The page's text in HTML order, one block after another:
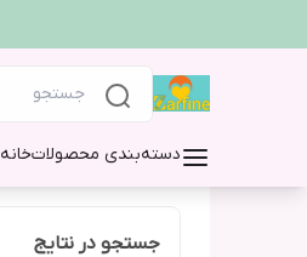
دسته‌بندی محصولاتخانه
جستجو در نتایج